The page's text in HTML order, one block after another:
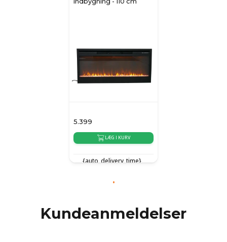
5.399
LÆG I KURV
{auto_delivery_time}
Kundeanmeldelser